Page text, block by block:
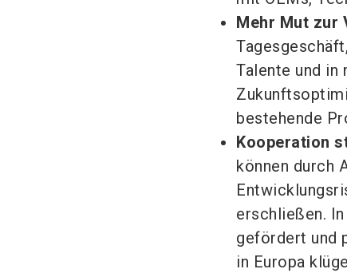
Mehr Mut zur
Talente und in
bestehende
Kooperation
können durch
erschließen.
gefördert und
in Europa